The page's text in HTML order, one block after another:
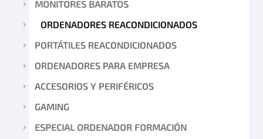
MONITORES BARATOS
ORDENADORES REACONDICIONADOS
PORTÁTILES REACONDICIONADOS
ORDENADORES PARA EMPRESA
ACCESORIOS Y PERIFÉRICOS
GAMING
ESPECIAL ORDENADOR FORMACIÓN